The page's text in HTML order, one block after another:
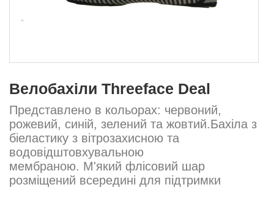
Велобахіли Threeface Deal
Представлено в кольорах: червоний,
рожевий, синій, зелений та жовтий.Бахіла з
біеластику з вітрозахисною та
водовідштовхувальною
мембраною. М'який флісовий шар
розміщений всередині для підтримки